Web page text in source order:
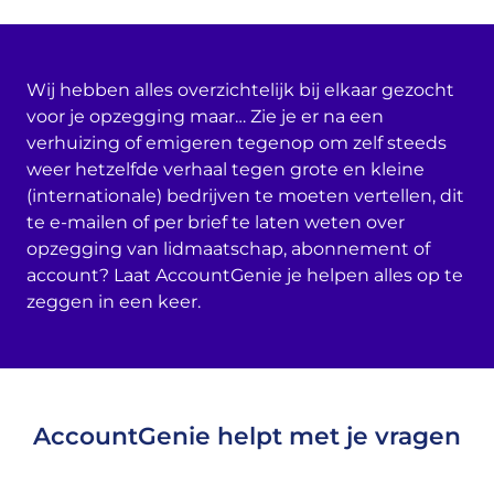
Wij hebben alles overzichtelijk bij elkaar gezocht
voor je opzegging maar… Zie je er na een
verhuizing of emigeren tegenop om zelf steeds
weer hetzelfde verhaal tegen grote en kleine
(internationale) bedrijven te moeten vertellen, dit
te e-mailen of per brief te laten weten over
opzegging van lidmaatschap, abonnement of
account? Laat AccountGenie je helpen alles op te
zeggen in een keer.
AccountGenie helpt met je vragen